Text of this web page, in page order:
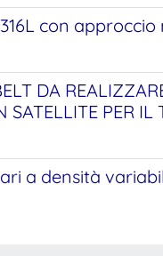
con approccio
DA
PER IL
a densità